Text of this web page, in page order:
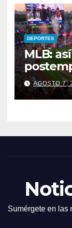
DEPORTES
MLB:
AGOSTO 7,
Sumérgete en las